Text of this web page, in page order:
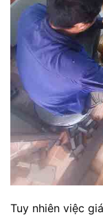
Tuy nhiên việc